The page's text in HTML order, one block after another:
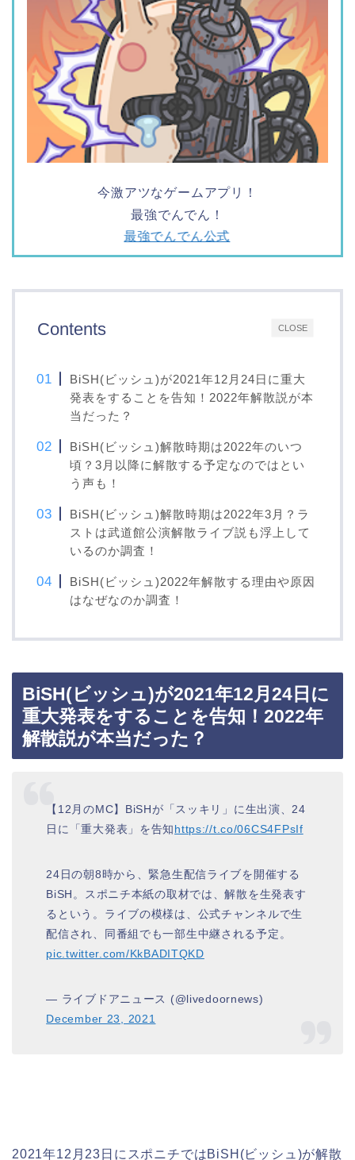
今激アツなゲームアプリ！
最強でんでん！
最強でんでん公式
CLOSE
Contents
BiSH(ビッシュ)が2021年12月24日に重大
発表をすることを告知！2022年解散説が本
当だった？
BiSH(ビッシュ)解散時期は2022年のいつ
頃？3月以降に解散する予定なのではとい
う声も！
BiSH(ビッシュ)解散時期は2022年3月？ラ
ストは武道館公演解散ライブ説も浮上して
いるのか調査！
BiSH(ビッシュ)2022年解散する理由や原因
はなぜなのか調査！
BiSH(ビッシュ)が2021年12月24日に
重大発表をすることを告知！2022年
解散説が本当だった？
【12月のMC】BiSHが「スッキリ」に生出演、24
日に「重大発表」を告知https://t.co/06CS4FPsIf
24日の朝8時から、緊急生配信ライブを開催する
BiSH。スポニチ本紙の取材では、解散を生発表す
るという。ライブの模様は、公式チャンネルで生
配信され、同番組でも一部生中継される予定。
pic.twitter.com/KkBADITQKD
— ライブドアニュース (@livedoornews)
December 23, 2021
2021年12月23日にスポニチではBiSH(ビッシュ)が解散